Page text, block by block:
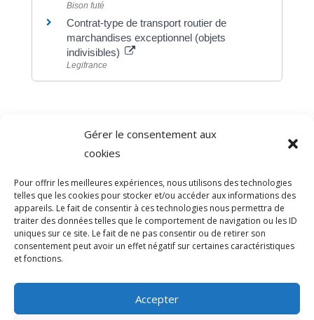
Gérer le consentement aux
cookies
Pour offrir les meilleures expériences, nous utilisons des technologies
telles que les cookies pour stocker et/ou accéder aux informations des
appareils. Le fait de consentir à ces technologies nous permettra de
traiter des données telles que le comportement de navigation ou les ID
uniques sur ce site. Le fait de ne pas consentir ou de retirer son
consentement peut avoir un effet négatif sur certaines caractéristiques
et fonctions.
Accepter
Bison futé
Contrat-type de transport routier de
marchandises exceptionnel (objets
indivisibles)
Legifrance
Direction de l'information légale et administrative
comarquage developpé par